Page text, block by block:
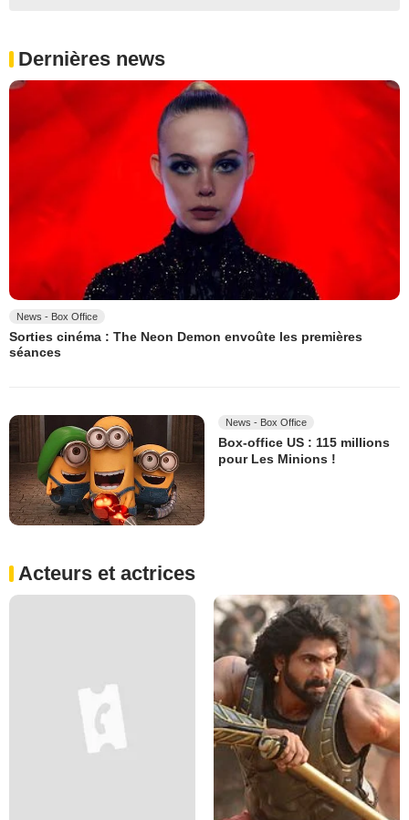
Dernières news
News - Box Office
Sorties cinéma : The Neon Demon envoûte les premières
séances
News - Box Office
Box-office US : 115 millions
pour Les Minions !
Acteurs et actrices